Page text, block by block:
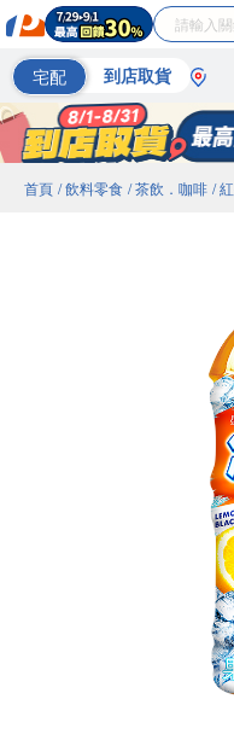
宅配 到店取貨
首頁 / 飲料零食 / 茶飲．咖啡 /